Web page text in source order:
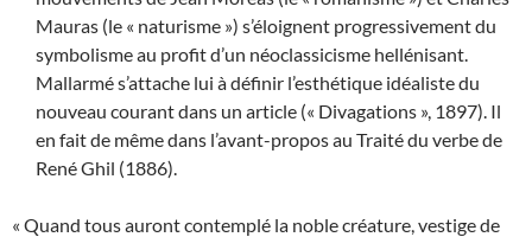
Mauras (le « naturisme ») s’éloignent progressivement du
symbolisme au profit d’un néoclassicisme hellénisant.
Mallarmé s’attache lui à définir l’esthétique idéaliste du
nouveau courant dans un article (« Divagations », 1897). Il
en fait de même dans l’avant-propos au Traité du verbe de
René Ghil (1886).
« Quand tous auront contemplé la noble créature, vestige de